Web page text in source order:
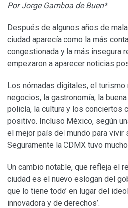
Por Jorge Gamboa de Buen*
Después de algunos años de
ciudad aparecía como la más
congestionada y la más insegura
empezaron a aparecer noticias
Los nómadas digitales, el turismo
negocios, la gastronomía, la
policía, la cultura y los conciertos
positivo. Incluso México, según
el mejor país del mundo para vivir
Seguramente la CDMX tuvo
Un cambio notable, que refleja el
ciudad es el nuevo eslogan del
que lo tiene todo’ en lugar del
innovadora y de derechos’.